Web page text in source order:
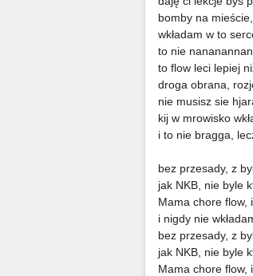
bomby na
wkładam w to
to nie
to flow leci lepiej
droga obrana,
nie musisz sie
kij w mrowisko
i to nie bragga,
bez przesady, z
jak NKB, nie byle
Mama chore flow,
i nigdy nie
bez przesady, z
jak NKB, nie byle
Mama chore flow,